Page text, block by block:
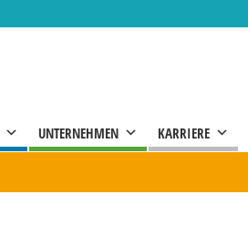
UNTERNEHMEN KARRIERE